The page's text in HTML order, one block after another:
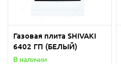
Газовая плита SHIVAKI
6402 ГП (БЕЛЫЙ)
В наличии